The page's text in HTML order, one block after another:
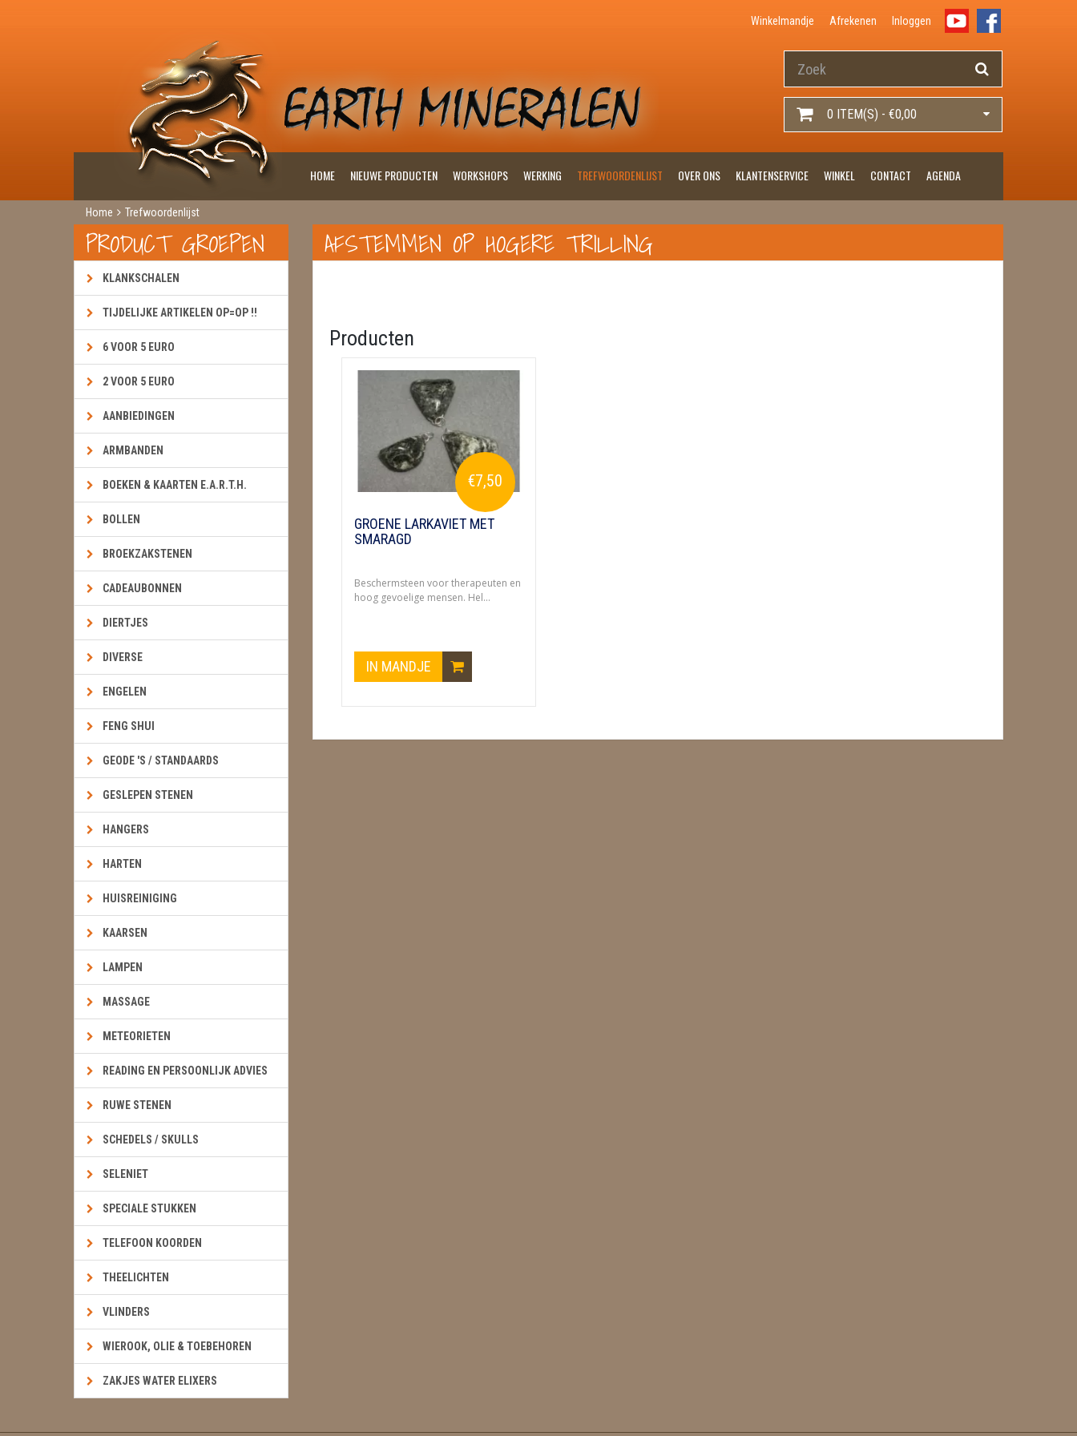
Winkelmandje Afrekenen Inloggen
0 ITEM(S) - €0,00
HOME NIEUWE PRODUCTEN WORKSHOPS WERKING TREFWOORDENLIJST OVER ONS KLANTENSERVICE WINKEL CONTACT AGENDA
Home Trefwoordenlijst
PRODUCT GROEPEN
KLANKSCHALEN
TIJDELIJKE ARTIKELEN OP=OP !!
6 VOOR 5 EURO
2 VOOR 5 EURO
AANBIEDINGEN
ARMBANDEN
BOEKEN & KAARTEN E.A.R.T.H.
BOLLEN
BROEKZAKSTENEN
CADEAUBONNEN
DIERTJES
DIVERSE
ENGELEN
FENG SHUI
GEODE 'S / STANDAARDS
GESLEPEN STENEN
HANGERS
HARTEN
HUISREINIGING
KAARSEN
LAMPEN
MASSAGE
METEORIETEN
READING EN PERSOONLIJK ADVIES
RUWE STENEN
SCHEDELS / SKULLS
SELENIET
SPECIALE STUKKEN
TELEFOON KOORDEN
THEELICHTEN
VLINDERS
WIEROOK, OLIE & TOEBEHOREN
ZAKJES WATER ELIXERS
AFSTEMMEN OP HOGERE TRILLING
Producten
€7,50
GROENE LARKAVIET MET
SMARAGD
Beschermsteen voor therapeuten en
hoog gevoelige mensen. Hel...
IN MANDJE